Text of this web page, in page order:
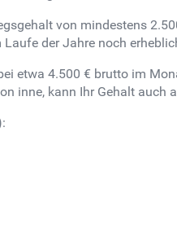
von mindestens
der Jahre noch
etwa 4.500 € brutto im
inne, kann Ihr Gehalt